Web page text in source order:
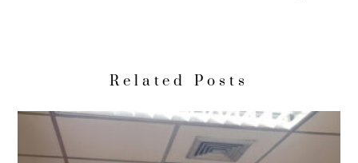
Related Posts